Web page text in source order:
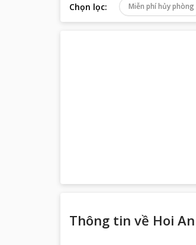
Chọn lọc: Miễn phí hủy phòng
Thông tin về Hoi